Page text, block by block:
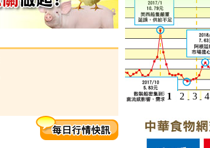
1 2 3 4